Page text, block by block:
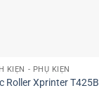
KIỆN - PHỤ KIỆN
Roller Xprinter T425B